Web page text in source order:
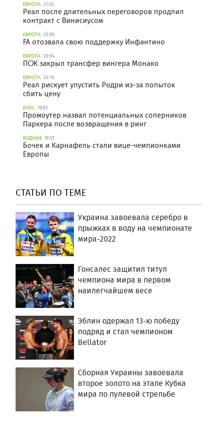
ЕВРОПА 21:30
Реал после длительных переговоров продлил
контракт с Винисиусом
ЕВРОПА 20:55
FA отозвала свою поддержку Инфантино
ЕВРОПА 20:54
ПСЖ закрыл трансфер вингера Монако
ЕВРОПА 20:10
Реал рискует упустить Родри из-за попыток
сбить цену
БОКС 19:53
Промоутер назвал потенциальных соперников
Паркера после возвращения в ринг
ВОДНЫЕ 19:25
Бочек и Карнафель стали вице-чемпионками
Европы
СТАТЬИ ПО ТЕМЕ
Украина завоевала серебро в
прыжках в воду на чемпионате
мира-2022
Гонсалес защитил титул
чемпиона мира в первом
наилегчайшем весе
Эблин одержал 13-ю победу
подряд и стал чемпионом
Bellator
Сборная Украины завоевала
второе золото на этапе Кубка
мира по пулевой стрельбе